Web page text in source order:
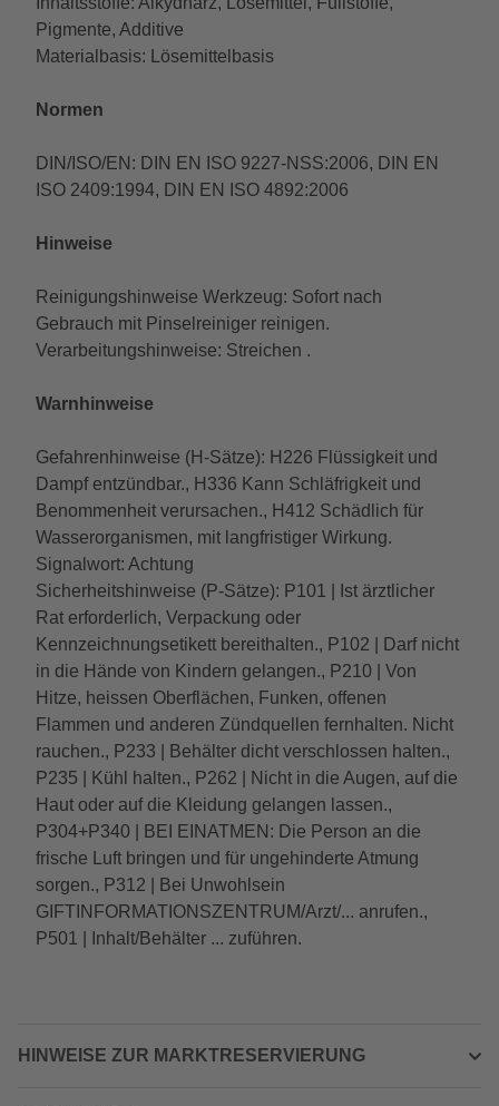
Pigmente, Additive
Materialbasis: Lösemittelbasis
Normen
DIN/ISO/EN: DIN EN ISO 9227-NSS:2006, DIN EN
ISO 2409:1994, DIN EN ISO 4892:2006
Hinweise
Reinigungshinweise Werkzeug: Sofort nach
Gebrauch mit Pinselreiniger reinigen.
Verarbeitungshinweise: Streichen .
Warnhinweise
Gefahrenhinweise (H-Sätze): H226 Flüssigkeit und
Dampf entzündbar., H336 Kann Schläfrigkeit und
Benommenheit verursachen., H412 Schädlich für
Wasserorganismen, mit langfristiger Wirkung.
Signalwort: Achtung
Sicherheitshinweise (P-Sätze): P101 | Ist ärztlicher
Rat erforderlich, Verpackung oder
Kennzeichnungsetikett bereithalten., P102 | Darf nicht
in die Hände von Kindern gelangen., P210 | Von
Hitze, heissen Oberflächen, Funken, offenen
Flammen und anderen Zündquellen fernhalten. Nicht
rauchen., P233 | Behälter dicht verschlossen halten.,
P235 | Kühl halten., P262 | Nicht in die Augen, auf die
Haut oder auf die Kleidung gelangen lassen.,
P304+P340 | BEI EINATMEN: Die Person an die
frische Luft bringen und für ungehinderte Atmung
sorgen., P312 | Bei Unwohlsein
GIFTINFORMATIONSZENTRUM/Arzt/... anrufen.,
P501 | Inhalt/Behälter ... zuführen.
HINWEISE ZUR MARKTRESERVIERUNG